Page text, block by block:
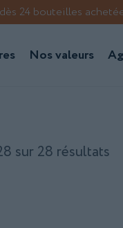
24 bouteilles
Nos valeurs
sur 28 résultats